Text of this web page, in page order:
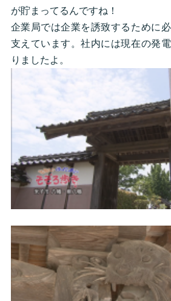
が貯まってるんですね！
企業局では企業を誘致するために
支えています。社内には現在の発
りましたよ。